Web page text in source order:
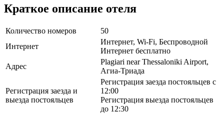
Краткое описание отеля
Количество номеров
50
Интернет
Интернет, Wi-Fi, Беспроводной
Интернет бесплатно
Адрес
Plagiari near Thessaloniki Airport,
Агиа-Триада
Регистрация заезда и
выезда постояльцев
Регистрация заезда постояльцев с
12:00
Регистрация выезда постояльцев
до 12:30